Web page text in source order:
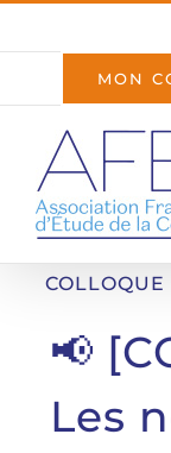
Passer
MON
📢
Les